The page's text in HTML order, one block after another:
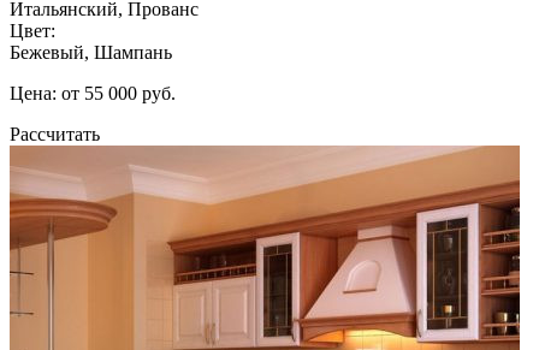
Итальянский, Прованс
Цвет:
Бежевый, Шампань
Цена: от 55 000 руб.
Рассчитать